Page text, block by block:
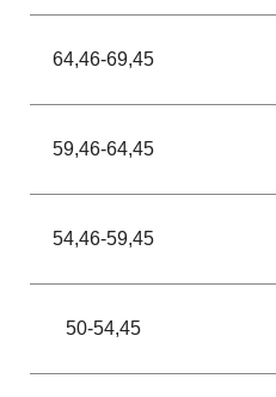
64,46-69,45
59,46-64,45
54,46-59,45
50-54,45